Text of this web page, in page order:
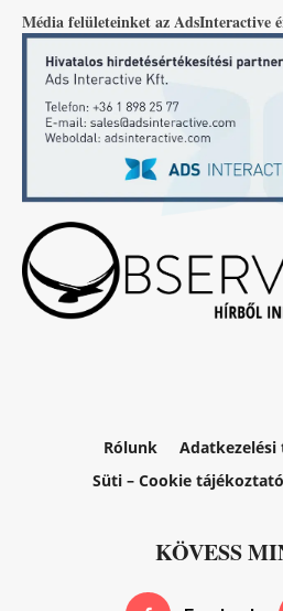
Média felületeinket az AdsInteractive
Rólunk
Süti – Cookie tájékoztató
KÖVESS